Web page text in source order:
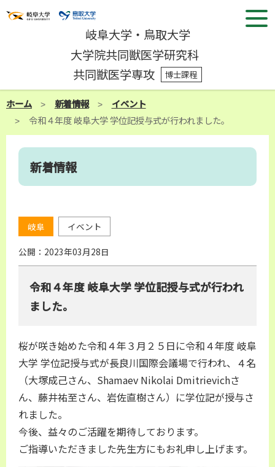
岐阜大学・鳥取大学
大学院共同獣医学研究科
共同獣医学専攻
博士課程
ホーム 新着情報
イベント
令和４年度 岐阜大学 学位記授与式が行われました。
新着情報
岐阜 イベント
公開： 2023年03月28日
令和４年度 岐阜大学 学位記授与式が行われ
ました。
桜が咲き始めた令和４年３月２５日に令和４年度 岐阜
大学 学位記授与式が長良川国際会議場で行われ、４名
（大塚成己さん、Shamaev Nikolai Dmitrievichさ
ん、藤井祐至さん、岩佐直樹さん）に学位記が授与さ
れました。
今後、益々のご活躍を期待しております。
ご指導いただきました先生方にもお礼申し上げます。